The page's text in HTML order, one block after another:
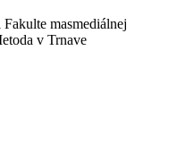
masmediálnej
v Trnave